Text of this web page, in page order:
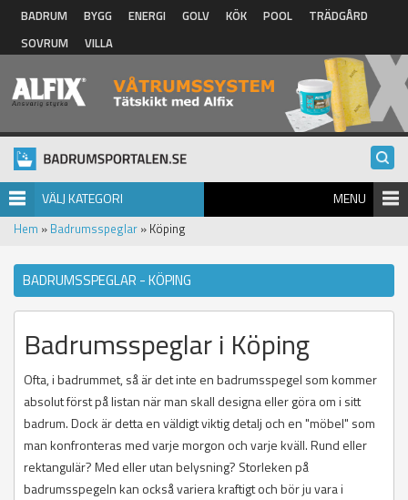
Hoppa till huvudinnehåll
BADRUM BYGG ENERGI GOLV KÖK POOL
TRÄDGÅRD
SOVRUM
VILLA
VÄLJ KATEGORI MENU
Hem » Badrumsspeglar » Köping
BADRUMSSPEGLAR - KÖPING
Badrumsspeglar i Köping
Ofta, i badrummet, så är det inte en badrumsspegel som kommer
absolut först på listan när man skall designa eller göra om i sitt
badrum. Dock är detta en väldigt viktig detalj och en "möbel" som
man konfronteras med varje morgon och varje kväll. Rund eller
rektangulär? Med eller utan belysning? Storleken på
badrumsspegeln kan också variera kraftigt och bör ju vara i